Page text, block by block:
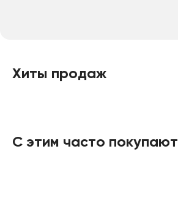
Хиты продаж
С этим часто покупают